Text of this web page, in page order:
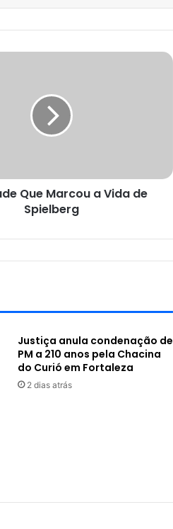
Que Marcou a Vida de
Spielberg
Justiça anula condenação de
PM a 210 anos pela Chacina
do Curió em Fortaleza
2 dias atrás